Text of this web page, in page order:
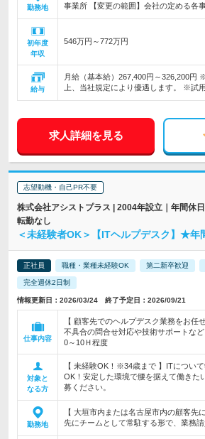
勤務地
事業所 【変更の範囲】会社の定める各
初年度
年収
546万円～772万円
給与
月給（基本給）267,400円～326,200円
上、当社規定により優遇します。 ※試
求人詳細を見る
志望動機・自己PR不要
株式会社アシストプラス | 2004年設立｜年間休
転勤なし
＜未経験者OK＞【ITヘルプデスク】★年
正社員 職種・業種未経験OK 第二新卒歓迎
完全週休2日制
情報更新日：2026/03/24 終了予定日：2026/09/21
仕事内容
【 顧客先でのヘルプデスク業務をお任
不具合の問合せ対応や技術サポートな
0～10Ｈ程度
対象と
なる方
【 未経験OK！※34歳まで 】ITについ
OK！安定した環境で腰を据えて働きた
募ください。
勤務地
【 大垣市内または名古屋市内の顧客先
先にチームとして常駐する形で、業務請